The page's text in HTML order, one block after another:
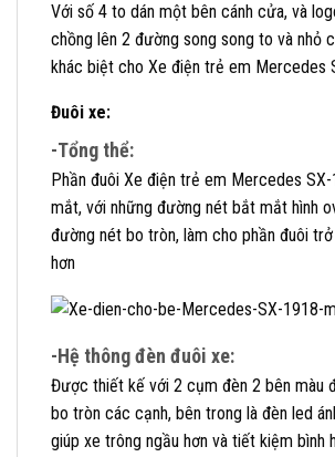
Với số 4 to dán một bên cánh cửa, và
chồng lên 2 đường song song to và nhỏ
khác biệt cho Xe điện trẻ em Mercedes
Đuôi xe:
-Tổng thể:
Phần đuôi Xe điện trẻ em Mercedes
mắt, với những đường nét bắt mắt hình
đường nét bo tròn, làm cho phần đuôi
hơn
-Hệ thông đèn đuôi xe:
Được thiết kế với 2 cụm đèn 2 bên màu
bo tròn các cạnh, bên trong là đèn led
giúp xe trông ngầu hơn và tiết kiệm bình